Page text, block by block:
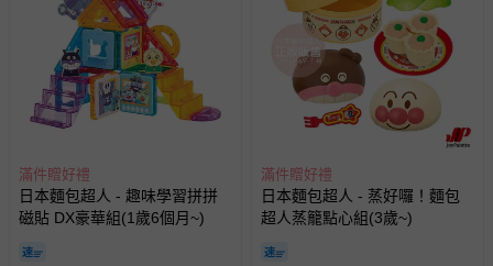
滿件贈好禮
日本麵包超人 - 趣味學習拼拼
磁貼 DX豪華組(1歲6個月~)
滿件贈好禮
日本麵包超人 - 蒸好囉！麵包
超人蒸籠點心組(3歲~)